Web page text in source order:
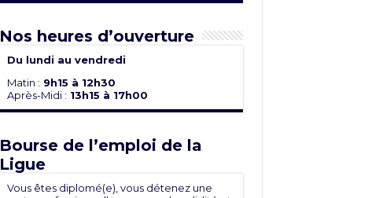
Nos heures d’ouverture
Du lundi au vendredi
Matin : 9h15 à 12h30
Après-Midi : 13h15 à 17h00
Bourse de l’emploi de la
Ligue
Vous êtes diplomé(e), vous détenez une